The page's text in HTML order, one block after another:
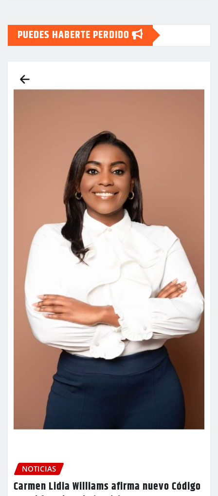
PUEDES HABERTE PERDIDO
NOTICIAS
Carmen Lidia Williams afirma nuevo Código